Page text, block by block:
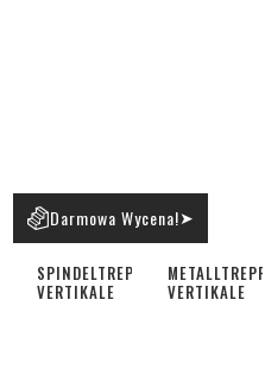
SPINDELTREPPE
VERTIKALE
METALLTREPPE
VERTIKALE
Darmowa Wycena!➤